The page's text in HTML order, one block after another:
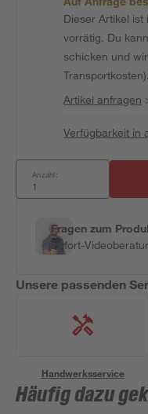
Dieser Artikel
vorrätig. Du
schicken und
Transportkosten).
Artikel anfragen
Verfügbarkeit in
Anzahl:
Fragen zum
Sofort-
Unsere passenden
Handwerksservice
Häufig dazu